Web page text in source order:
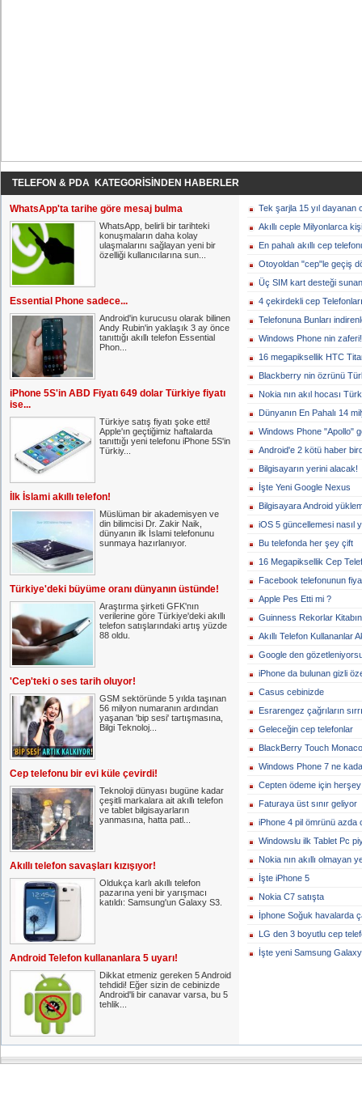
TELEFON & PDA KATEGORİSİNDEN HABERLER
WhatsApp'ta tarihe göre mesaj bulma
WhatsApp, belirli bir tarihteki
konuşmaların daha kolay
ulaşmalarını sağlayan yeni bir
özelliği kullanıcılarına sun...
Essential Phone sadece...
Android'in kurucusu olarak bilinen
Andy Rubin'in yaklaşık 3 ay önce
tanıttığı akıllı telefon Essential
Phon...
iPhone 5S'in ABD Fiyatı 649 dolar Türkiye fiyatı
ise...
Türkiye satış fiyatı şoke etti!
Apple'ın geçtiğimiz haftalarda
tanıttığı yeni telefonu iPhone 5S'in
Türkiy...
İlk İslami akıllı telefon!
Müslüman bir akademisyen ve
din bilimcisi Dr. Zakir Naik,
dünyanın ilk İslami telefonunu
sunmaya hazırlanıyor.
Türkiye'deki büyüme oranı dünyanın üstünde!
Araştırma şirketi GFK'nın
verilerine göre Türkiye'deki akıllı
telefon satışlarındaki artış yüzde
88 oldu.
'Cep'teki o ses tarih oluyor!
GSM sektöründe 5 yılda taşınan
56 milyon numaranın ardından
yaşanan 'bip sesi' tartışmasına,
Bilgi Teknoloj...
Cep telefonu bir evi küle çevirdi!
Teknoloji dünyası bugüne kadar
çeşitli markalara ait akıllı telefon
ve tablet bilgisayarların
yanmasına, hatta patl...
Akıllı telefon savaşları kızışıyor!
Oldukça karlı akıllı telefon
pazarına yeni bir yarışmacı
katıldı: Samsung'un Galaxy S3.
Android Telefon kullananlara 5 uyarı!
Dikkat etmeniz gereken 5 Android
tehdidi! Eğer sizin de cebinizde
Android'li bir canavar varsa, bu 5
tehlik...
Tek şarjla 15 yıl dayanan
Akıllı ceple Milyonlarca
En pahalı akıllı cep
Otoyoldan "cep"le geçiş
Üç SIM kart desteği
4 çekirdekli cep Telefonları
Telefonuna Bunları
Windows Phone nin zaferi!
16 megapiksellik HTC
Blackberry nin özrünü
Nokia nın akıl hocası
Dünyanın En Pahalı 14
Windows Phone "Apollo"
Android'e 2 kötü haber
Bilgisayarın yerini alacak!
İşte Yeni Google Nexus
Bilgisayara Android
iOS 5 güncellemesi nasıl
Bu telefonda her şey çift
16 Megapiksellik Cep
Facebook telefonunun
Apple Pes Etti mi ?
Guinness Rekorlar
Akıllı Telefon Kullananlar
Google den
iPhone da bulunan gizli
Casus cebinizde
Esrarengez çağrıların
Geleceğin cep telefonlar
BlackBerry Touch
Windows Phone 7 ne
Cepten ödeme için herşey
Faturaya üst sınır geliyor
iPhone 4 pil ömrünü azda
Windowslu ilk Tablet Pc
Nokia nın akıllı olmayan
İşte iPhone 5
Nokia C7 satışta
İphone Soğuk havalarda
LG den 3 boyutlu cep
İşte yeni Samsung